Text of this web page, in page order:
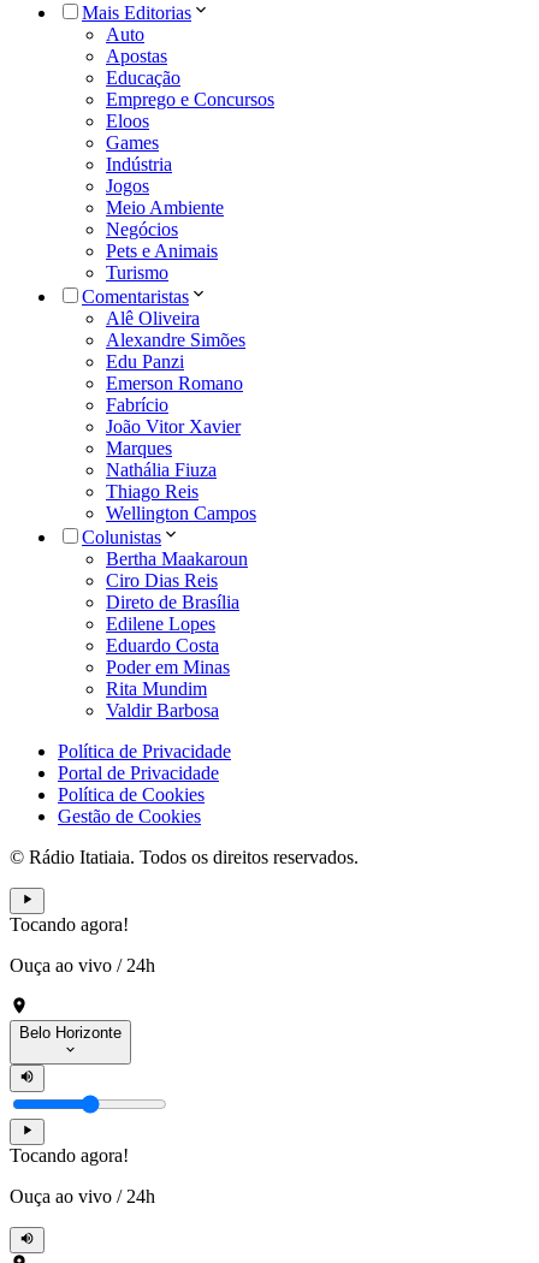
Mais Editorias
Auto
Apostas
Educação
Emprego e Concursos
Eloos
Games
Indústria
Jogos
Meio Ambiente
Negócios
Pets e Animais
Turismo
Comentaristas
Alê Oliveira
Alexandre Simões
Edu Panzi
Emerson Romano
Fabrício
João Vitor Xavier
Marques
Nathália Fiuza
Thiago Reis
Wellington Campos
Colunistas
Bertha Maakaroun
Ciro Dias Reis
Direto de Brasília
Edilene Lopes
Eduardo Costa
Poder em Minas
Rita Mundim
Valdir Barbosa
Política de Privacidade
Portal de Privacidade
Política de Cookies
Gestão de Cookies
© Rádio Itatiaia. Todos os direitos reservados.
Tocando agora!
Ouça ao vivo / 24h
Belo Horizonte
Tocando agora!
Ouça ao vivo / 24h